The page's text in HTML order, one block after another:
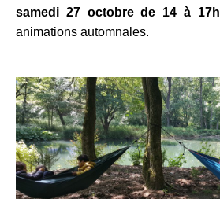
samedi 27 octobre de 14 à 17h
animations automnales.